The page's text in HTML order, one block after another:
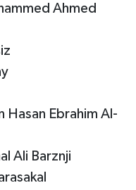
Ahmed
Hasan Ebrahim Al-
Ali Barznji